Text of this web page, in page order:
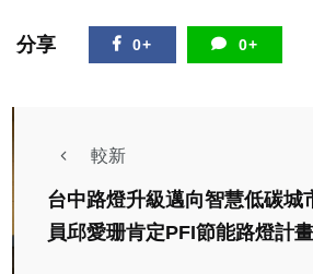
分享 0+ 0+
較新
台中路燈升級邁向智慧低碳
員邱愛珊肯定PFI節能路燈計